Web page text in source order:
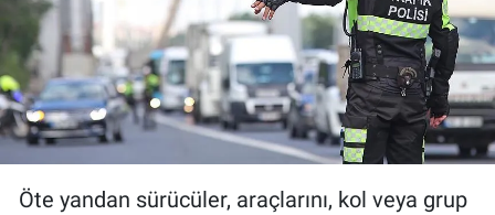
Öte yandan sürücüler, araçlarını, kol veya grup